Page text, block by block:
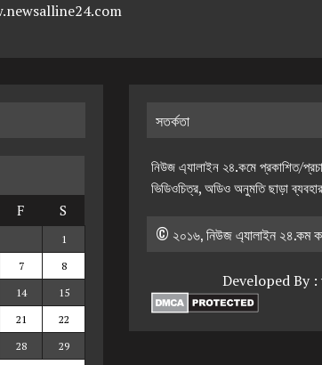
F S
1
7
8
14
15
21
22
28 29
সতর্কতা
নিউজ এ্যালাইন ২৪.কমে প্রকাশিত/
ভিডিওচিত্র, অডিও অনুমতি ছাড়া
© ২০১৬, নিউজ এ্যালাইন ২৪.কম
Developed By :